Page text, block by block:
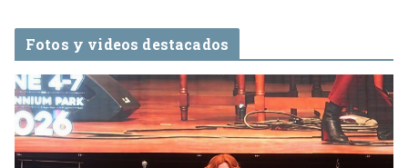
Fotos y videos destacados